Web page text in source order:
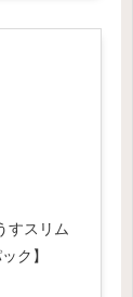
すスリム
ク】